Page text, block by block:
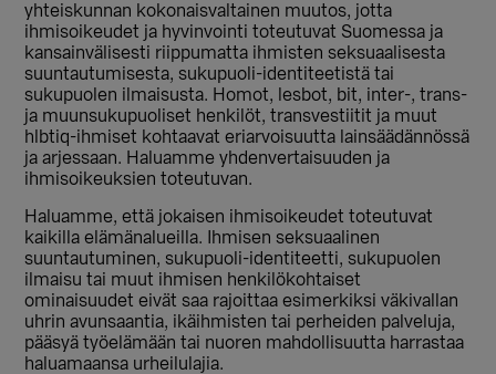
yhteiskunnan kokonaisvaltainen muutos, jotta
ihmisoikeudet ja hyvinvointi toteutuvat Suomessa ja
kansainvälisesti riippumatta ihmisten seksuaalisesta
suuntautumisesta, sukupuoli-identiteetistä tai
sukupuolen ilmaisusta. Homot, lesbot, bit, inter-, trans-
ja muunsukupuoliset henkilöt, transvestiitit ja muut
hlbtiq-ihmiset kohtaavat eriarvoisuutta lainsäädännössä
ja arjessaan. Haluamme yhdenvertaisuuden ja
ihmisoikeuksien toteutuvan.
Haluamme, että jokaisen ihmisoikeudet toteutuvat
kaikilla elämänalueilla. Ihmisen seksuaalinen
suuntautuminen, sukupuoli-identiteetti, sukupuolen
ilmaisu tai muut ihmisen henkilökohtaiset
ominaisuudet eivät saa rajoittaa esimerkiksi väkivallan
uhrin avunsaantia, ikäihmisten tai perheiden palveluja,
pääsyä työelämään tai nuoren mahdollisuutta harrastaa
haluamaansa urheilulajia.